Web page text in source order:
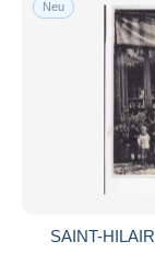
Visa
iDeal
Neu
SAINT-